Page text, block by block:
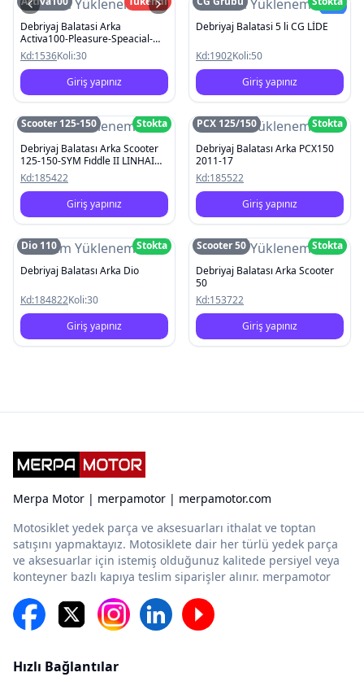
Resim Yüklenemedi
Debriyaj Balatasi Arka
Activa100-Pleasure-Speacial-
Alpha-TVS90
Kd:1536Koli:30
Giriş yapınız
Resim YüklenemediYeni
Debriyaj Balatasi 5 li CG LİDE
Kd:1902Koli:50
Giriş yapınız
Resim Yüklenemedi
Scooter 125-150
Stokta
Debriyaj Balatası Arka Scooter
125-150-SYM Fıddle II LINHAI
200 ATV
Kd:185422
Giriş yapınız
Resim Yüklenemedi
PCX 125/150
Stokta
Debriyaj Balatası Arka PCX150
2011-17
Kd:185522
Giriş yapınız
Resim Yüklenemedi
Dio 110
Stokta
Debriyaj Balatası Arka Dio
Kd:184822Koli:30
Giriş yapınız
Resim Yüklenemedi
Scooter 50
Stokta
Debriyaj Balatası Arka Scooter
50
Kd:153722
Giriş yapınız
Merpa Motor | merpamotor | merpamotor.com
Motosiklet yedek parça ve aksesuarları ithalat ve toptan
satışını yapmaktayız. Motosiklete dair her türlü yedek parça
ve aksesuarlar için istemiş olduğunuz kalitede persiyel veya
konteyner bazlı kapıya teslim siparişler alınır. merpamotor
Hızlı Bağlantılar